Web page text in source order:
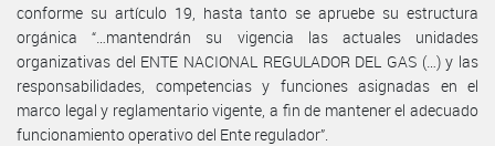
conforme su artículo 19, hasta tanto se apruebe su estructura
orgánica “…mantendrán su vigencia las actuales unidades
organizativas del ENTE NACIONAL REGULADOR DEL GAS (…) y las
responsabilidades, competencias y funciones asignadas en el
marco legal y reglamentario vigente, a fin de mantener el adecuado
funcionamiento operativo del Ente regulador”.